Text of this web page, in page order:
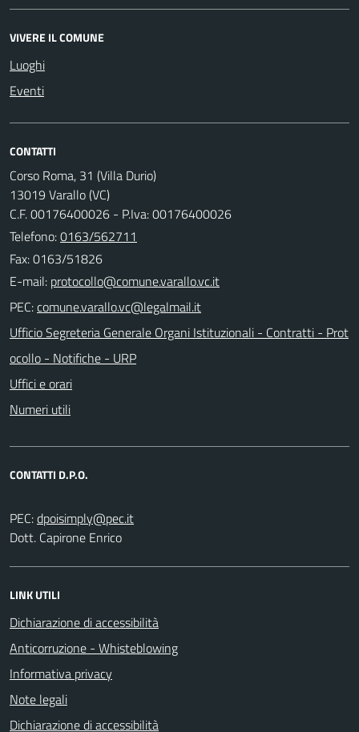
VIVERE IL COMUNE
Luoghi
Eventi
CONTATTI
Corso Roma, 31 (Villa Durio)
13019 Varallo (VC)
C.F. 00176400026 - P.Iva: 00176400026
Telefono:0163/562711
Fax: 0163/51826
E-mail:
PEC:
Ufficio Segreteria Generale Organi Istituzionali - Contratti - Prot
ocollo - Notifiche - URP
Uffici e orari
Numeri utili
CONTATTI D.P.O.
PEC:
Dott. Capirone Enrico
LINK UTILI
Dichiarazione di accessibilità
Anticorruzione - Whisteblowing
Informativa privacy
Note legali
Dichiarazione di accessibilità